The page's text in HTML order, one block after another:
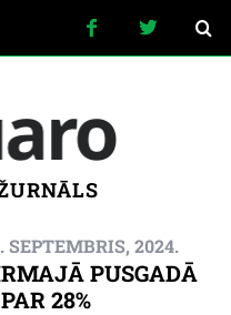
SEPTEMBRIS, 2024.
PUSGADĀ
28%